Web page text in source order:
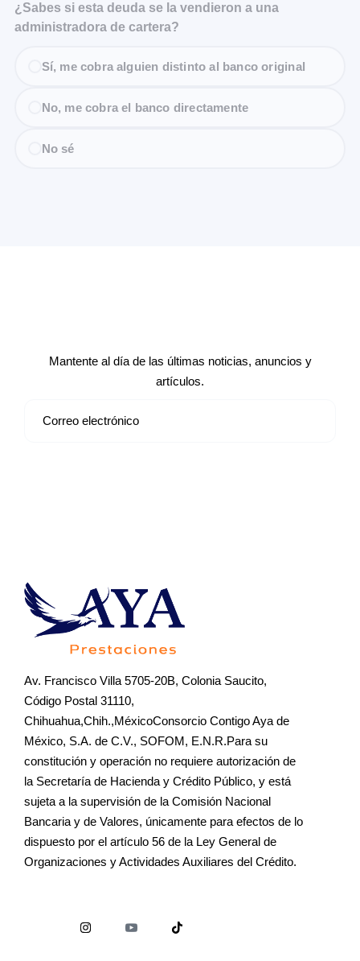
¿Sabes si esta deuda se la vendieron a una
administradora de cartera?
Sí, me cobra alguien distinto al banco original
No, me cobra el banco directamente
No sé
Mantente al día de las últimas noticias, anuncios y
artículos.
Av. Francisco Villa 5705-20B, Colonia Saucito,
Código Postal 31110,
Chihuahua,Chih.,MéxicoConsorcio Contigo Aya de
México, S.A. de C.V., SOFOM, E.N.R.Para su
constitución y operación no requiere autorización de
la Secretaría de Hacienda y Crédito Público, y está
sujeta a la supervisión de la Comisión Nacional
Bancaria y de Valores, únicamente para efectos de lo
dispuesto por el artículo 56 de la Ley General de
Organizaciones y Actividades Auxiliares del Crédito.